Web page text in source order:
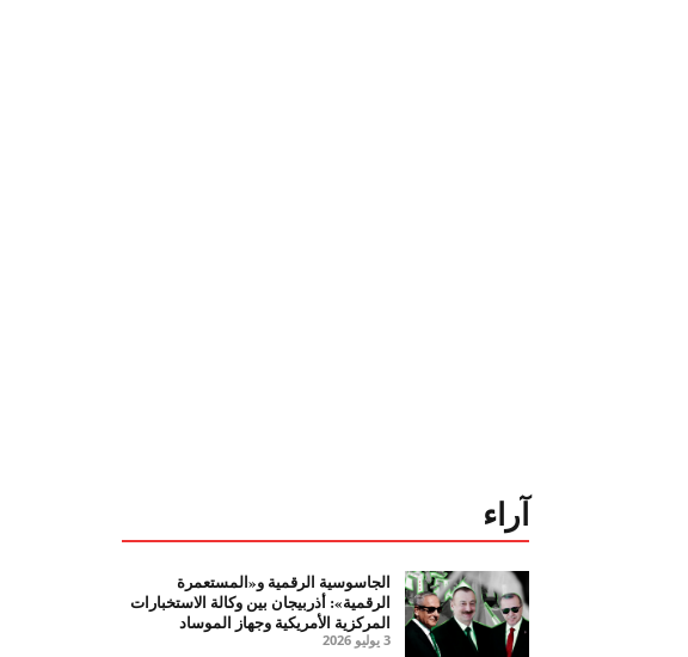
آراء
الجاسوسية الرقمية و«المستعمرة
الرقمية»: أذربيجان بين وكالة الاستخبارات
المركزية الأمريكية وجهاز الموساد
3 يوليو 2026